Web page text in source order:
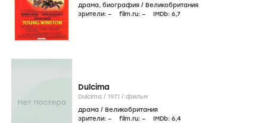
драма, биография / Великобритания
зрители: – film.ru: – IMDb: 6,7
Dulcima
Dulcima / 1971 / фильм
драма / Великобритания
зрители: – film.ru: – IMDb: 6,4